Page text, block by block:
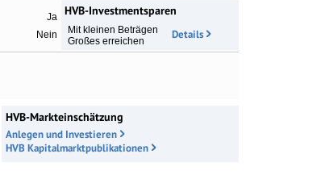
Ja
Nein
HVB-Investmentsparen
Mit kleinen Beträgen
Großes erreichen
Details
HVB-Markteinschätzung
Anlegen und Investieren
HVB Kapitalmarktpublikationen